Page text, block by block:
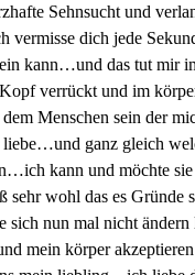
Sehnsucht und
vermisse dich jede
kann…und das tut mir
verrückt und im
Menschen sein der
liebe…und ganz gleich
kann und möchte sie
wohl das es Gründe
sich nun mal nicht
mein körper akzeptieren